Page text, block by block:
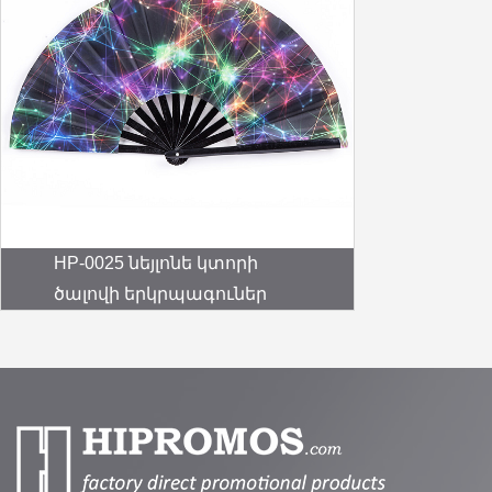
HP-0025 նեյլոնե կտորի
ծալովի երկրպագուներ